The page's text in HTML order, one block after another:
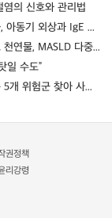
의 신호와 관리법
우울증 있으면 면역도 달라진다…IgA 감소·IgM 변화, 아동기 외상과 IgE 증가로 국소 면역·알레르기 취약성 시사
"간에 지방 쌓이면 전신 대사질환 위험"…알칼로이드 천연물, MASLD 다중 경로 겨냥 새 치료 후보로
일 수도”
"잠버릇만 보면 건강 미래 보인다"…수면검사로 숨은 5개 위험군 찾아 사망·심혈관·뇌질환 예측
권정책
리강령